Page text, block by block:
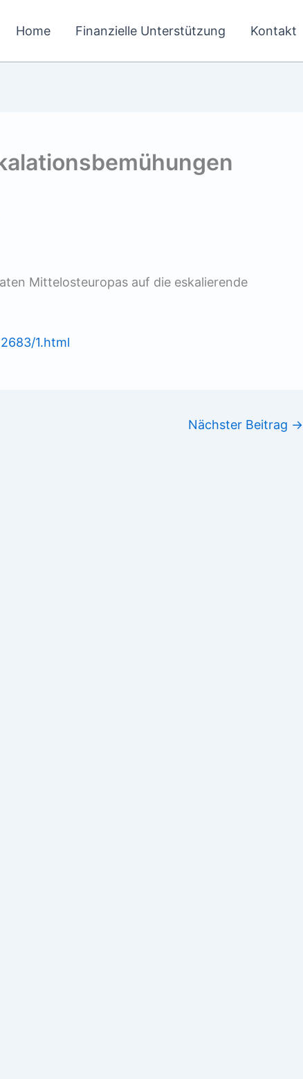
Home Finanzielle Unterstützung Kontakt
Mittelosteuropas auf die eskalierende
1.html
Nächster Beitrag →